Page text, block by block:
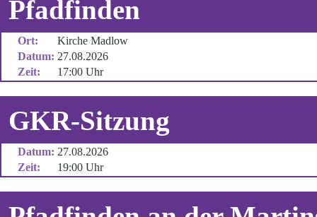
Pfadfinden
Ort:
Kirche Madlow
Datum: 27.08.2026
Zeit:
17:00 Uhr
GKR-Sitzung
Datum: 27.08.2026
Zeit:
19:00 Uhr